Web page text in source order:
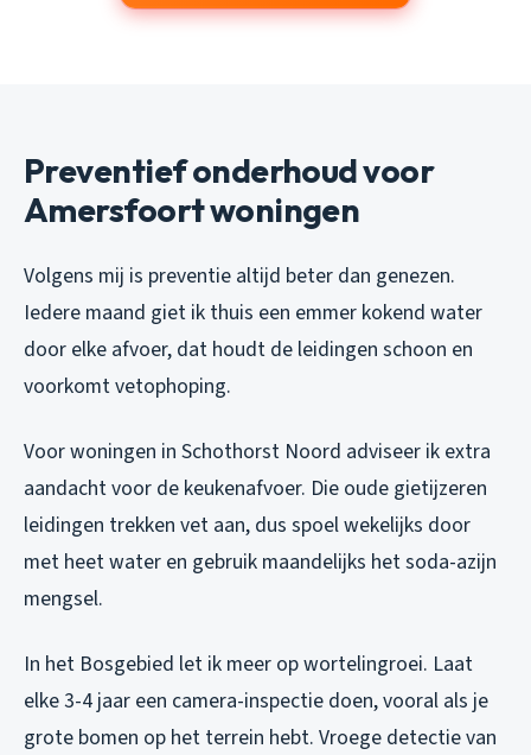
Preventief onderhoud voor
Amersfoort woningen
Volgens mij is preventie altijd beter dan genezen.
Iedere maand giet ik thuis een emmer kokend water
door elke afvoer, dat houdt de leidingen schoon en
voorkomt vetophoping.
Voor woningen in Schothorst Noord adviseer ik extra
aandacht voor de keukenafvoer. Die oude gietijzeren
leidingen trekken vet aan, dus spoel wekelijks door
met heet water en gebruik maandelijks het soda-azijn
mengsel.
In het Bosgebied let ik meer op wortelingroei. Laat
elke 3-4 jaar een camera-inspectie doen, vooral als je
grote bomen op het terrein hebt. Vroege detectie van